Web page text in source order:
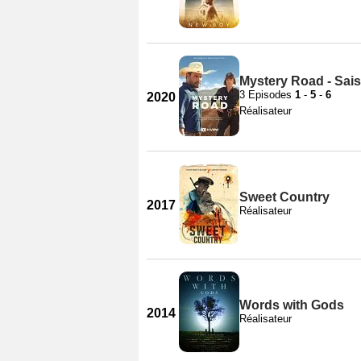
2020
Mystery Road -
3 Episodes 1 - 5 - 6
Réalisateur
2017
Sweet Country
Réalisateur
2014
Words with Gods
Réalisateur